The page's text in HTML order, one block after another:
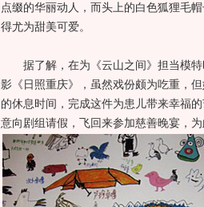
点缀的华丽动人，而头上的白色狐狸毛
得尤为甜美可爱。
据了解，在为《云山之间》担当模特
影《日照重庆》，虽然戏份颇为吃重，
的休息时间，完成这件为患儿带来幸福
意向剧组请假，飞回来参加慈善晚宴，为